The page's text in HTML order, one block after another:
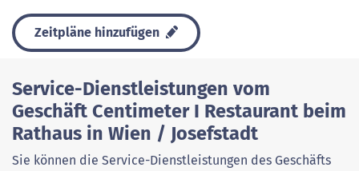
Zeitpläne hinzufügen
Service-Dienstleistungen vom
Geschäft Centimeter I Restaurant beim
Rathaus in Wien / Josefstadt
Sie können die Service-Dienstleistungen des Geschäfts